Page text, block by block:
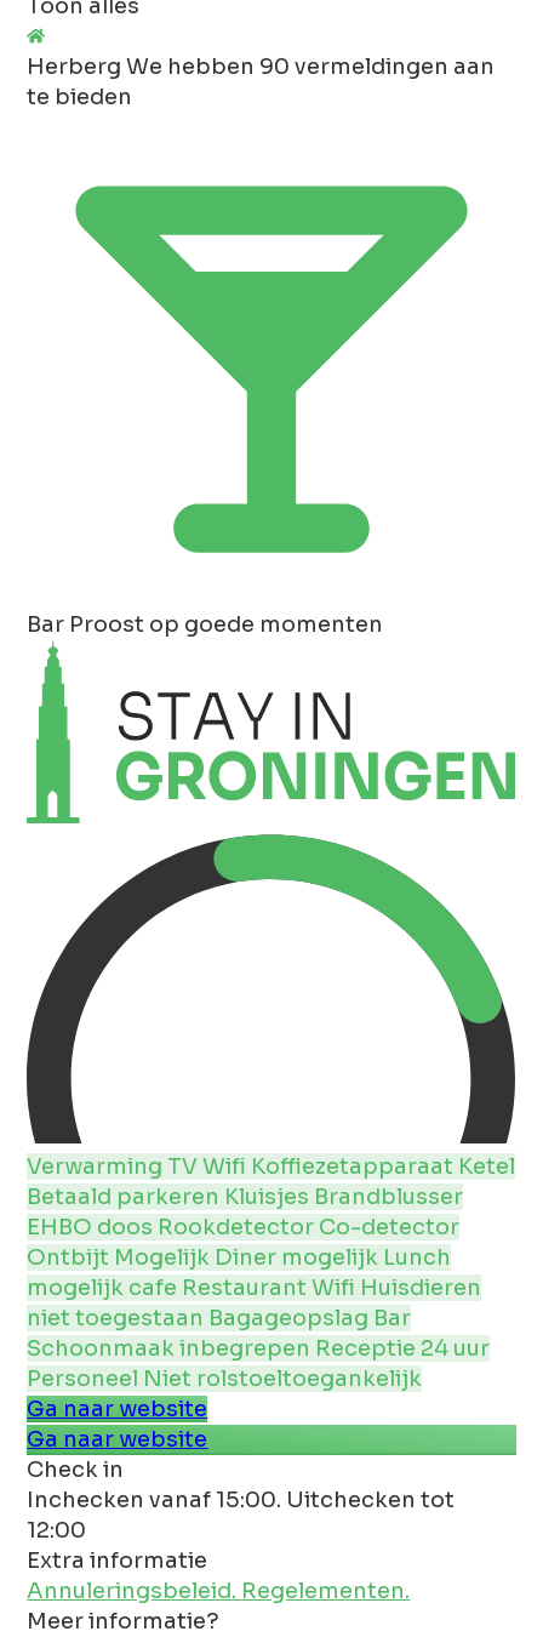
Toon alles
Herberg We hebben 90 vermeldingen aan
te bieden
Bar Proost op goede momenten
Verwarming TVWifi Koffiezetapparaat Ketel
Betaald parkeren Kluisjes Brandblusser
EHBO doos Rookdetector Co-detector
Ontbijt Mogelijk Diner mogelijk Lunch
mogelijk cafe RestaurantWifi Huisdieren
niet toegestaan Bagageopslag Bar
Schoonmaak inbegrepen Receptie 24 uur
Personeel Niet rolstoeltoegankelijk
Ga naar website
Ga naar website
Check in
Inchecken vanaf 15:00. Uitchecken tot
12:00
Extra informatie
Annuleringsbeleid. Regelementen.
Meer informatie?